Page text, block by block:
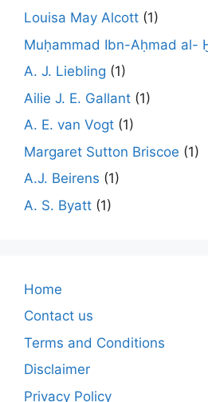
Louisa May Alcott (1)
Muḥammad Ibn-Aḥmad al-
A. J. Liebling (1)
Ailie J. E. Gallant (1)
A. E. van Vogt (1)
Margaret Sutton Briscoe (1)
A.J. Beirens (1)
A. S. Byatt (1)
Home
Contact us
Terms and Conditions
Disclaimer
Privacy Policy